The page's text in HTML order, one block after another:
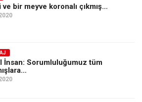
bir meyve koronalı çıkmış…
İnsan: Sorumluluğumuz tüm